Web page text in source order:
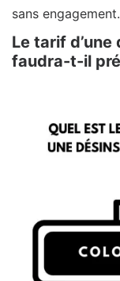
sans engagement.
Le tarif
faudra-t-il